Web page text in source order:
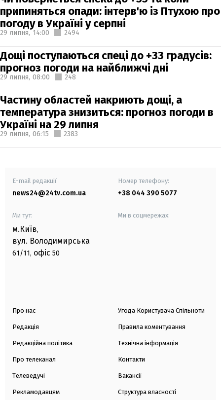
припиняться опади: інтерв'ю із Птухою про
погоду в Україні у серпні
29 липня, 14:00 2494
Дощі поступаються спеці до +33 градусів:
прогноз погоди на найближчі дні
29 липня, 08:00 248
Частину областей накриють дощі, а
температура знизиться: прогноз погоди в
Україні на 29 липня
29 липня, 06:15 2383
E-mail редакції
news24@24tv.com.ua
Номер телефону:
+38 044 390 5077
Ми тут:
м.Київ,
вул. Володимирська
61/11, офіс 50
Ми в соцмережах:
Про нас
Редакція
Редакційна політика
Про телеканал
Телеведучі
Рекламодавцям
Угода Користувача Спільноти
Правила коментування
Технічна інформація
Контакти
Вакансії
Структура власності